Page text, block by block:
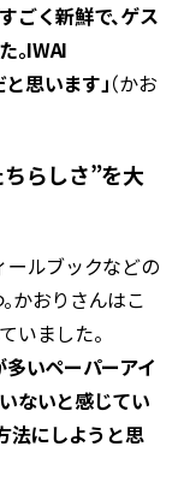
ごく新鮮で、ゲス
。IWAI
思います」（かお
ちらしさ”を大
ールブックなどの
かおりさんはこ
いました。
多いペーパーアイ
ないと感じてい
法にしようと思